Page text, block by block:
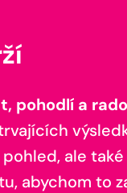
pohodlí a
ale
abychom to